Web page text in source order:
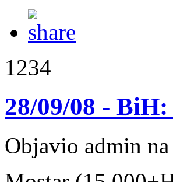
1234
28/09/08 -
Objavio admin